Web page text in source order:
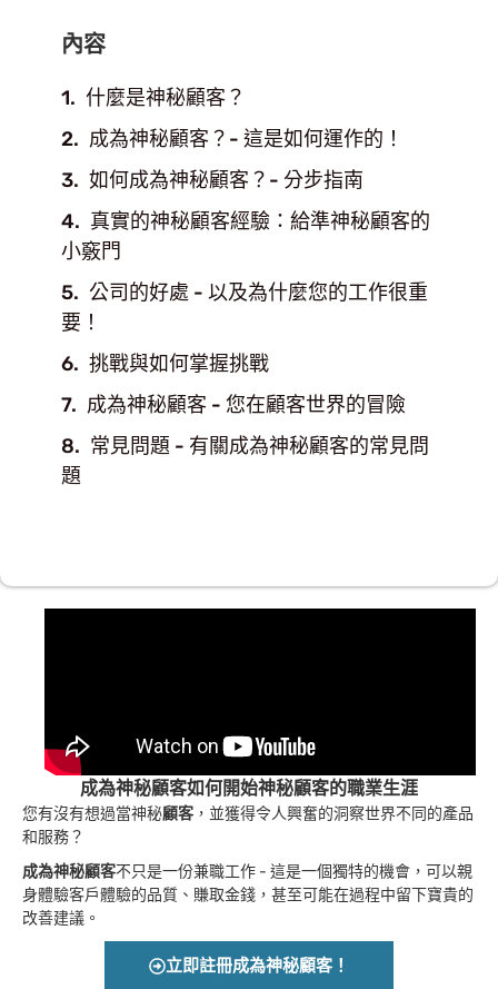
成為神秘顧客如何開始神秘顧客的職業生涯
您有沒有想過當神秘顧客 ，並獲得令人興奮的洞察世界不同的產品
和服務？
成為神秘顧客不只是一份兼職工作 - 這是一個獨特的機會，可以親
身體驗客戶體驗的品質、賺取金錢，甚至可能在過程中留下寶貴的
改善建議。
立即註冊成為神秘顧客！
內容
什麼是神秘顧客？
成為神秘顧客？- 這是如何運作的！
如何成為神秘顧客？- 分步指南
真實的神秘顧客經驗：給準神秘顧客的
小竅門
公司的好處 - 以及為什麼您的工作很重
要！
挑戰與如何掌握挑戰
成為神秘顧客 - 您在顧客世界的冒險
常見問題 - 有關成為神秘顧客的常見問
題